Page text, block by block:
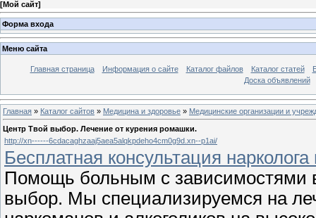
[Мой сайт]
Форма входа
Меню сайта
Главная страница Информация о сайте Каталог файлов Каталог статей
Доска объявлений
Главная » Каталог сайтов » Медицина и здоровье » Медицинские организации и
Центр Твой выбор. Лечение от курения ромашки.
http://xn------6cdacaghzaaj5aea5alqkpdeho4cm0g9d.xn--p1ai/
Бесплатная консультация
Помощь больным с зависимостями
выбор. Мы специализируемся на